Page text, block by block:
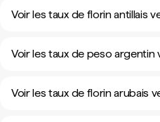
Voir les taux de florin antillais
Voir les taux de peso
Voir les taux de florin arubais